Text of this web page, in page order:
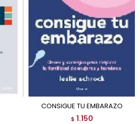
CONSIGUE TU EMBARAZO
$ 1.150